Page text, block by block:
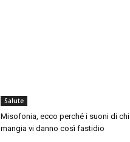
Salute
Misofonia, ecco perché i suoni di chi
mangia vi danno così fastidio